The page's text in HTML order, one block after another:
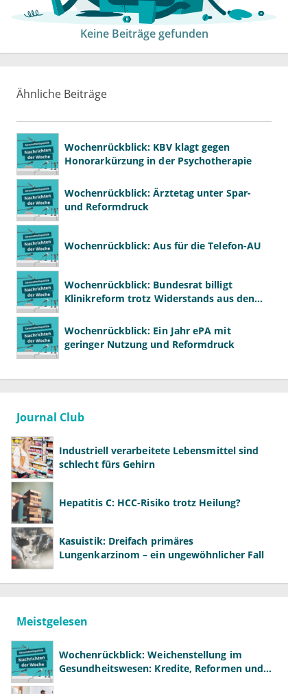
Keine Beiträge gefunden
Ähnliche Beiträge
Wochenrückblick: KBV klagt gegen
Honorarkürzung in der Psychotherapie
Wochenrückblick: Ärztetag unter Spar-
und Reformdruck
Wochenrückblick: Aus für die Telefon-AU
Wochenrückblick: Bundesrat billigt
Klinikreform trotz Widerstands aus den
Wochenrückblick: Ein Jahr ePA mit
geringer Nutzung und Reformdruck
Journal Club
Industriell verarbeitete Lebensmittel sind
schlecht fürs Gehirn
Hepatitis C: HCC-Risiko trotz Heilung?
Kasuistik: Dreifach primäres
Lungenkarzinom – ein ungewöhnlicher Fall
Meistgelesen
Wochenrückblick: Weichenstellung im
Gesundheitswesen: Kredite, Reformen und